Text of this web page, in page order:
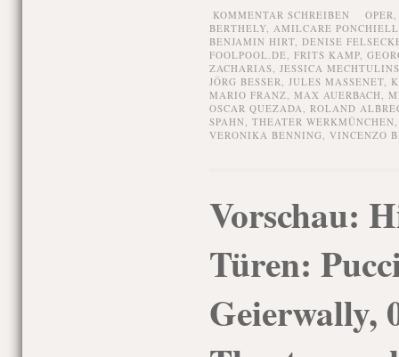
KOMMENTAR SCHREIBEN
BERTHELY, AMILCARE
BENJAMIN HIRT, DENISE
FOOLPOOL.DE, FRITS KAMP,
ZACHARIAS, JESSICA
JÖRG BESSER, JULES MASSENET,
MARIO FRANZ, MAX AUERBACH,
OSCAR QUEZADA, ROLAND
SPAHN, THEATER WERKMÜNCHEN
VERONIKA BENNING, VINCENZO
Vorschau:
Türen:
Geierwally,